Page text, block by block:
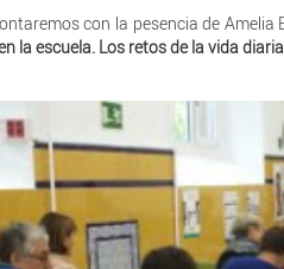
con la pesencia de
la escuela. Los retos de la vida